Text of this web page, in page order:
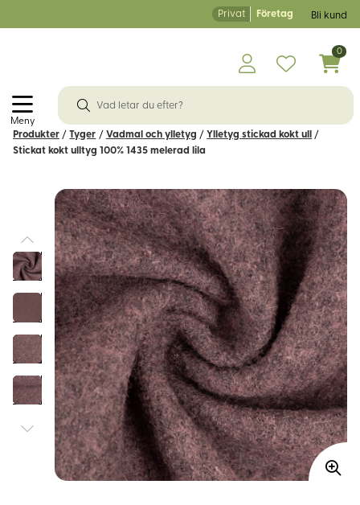
Privat Företag Bli kund
Meny
0
Produkter / Tyger / Vadmal och ylletyg / Ylletyg stickad kokt ull
/
Stickat kokt ulltyg 100% 1435 melerad lila